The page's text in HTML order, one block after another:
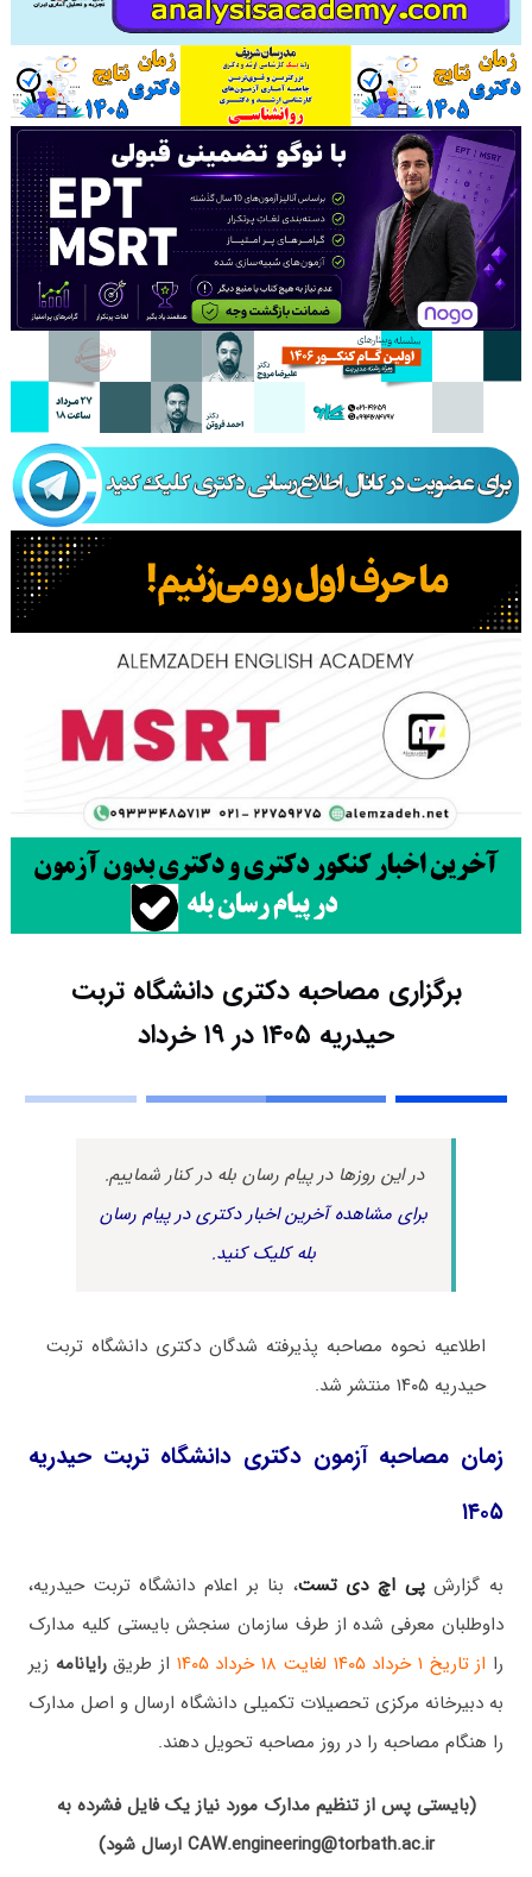
برگزاری مصاحبه دکتری دانشگاه تربت
حیدریه ۱۴۰۵ در ۱۹ خرداد
در این روزها در پیام رسان بله در کنار شماییم.
برای مشاهده آخرین اخبار دکتری در پیام رسان
بله کلیک کنید.
اطلاعیه نحوه مصاحبه پذیرفته شدگان دکتری دانشگاه تربت
حیدریه ۱۴۰۵ منتشر شد.
زمان مصاحبه آزمون دکتری دانشگاه تربت حیدریه
۱۴۰۵
به گزارش پی اچ دی تست، بنا بر اعلام دانشگاه تربت حیدریه،
داوطلبان معرفی شده از طرف سازمان سنجش بایستی کلیه مدارک
را از تاریخ ۱ خرداد ۱۴۰۵ لغایت ۱۸ خرداد ۱۴۰۵ از طریقرایانامه زیر
به دبیرخانه مرکزی تحصیلات تکمیلی دانشگاه ارسال و اصل مدارک
را هنگام مصاحبه را در روز مصاحبه تحویل دهند.
(بایستی پس از تنظیم مدارک مورد نیاز یک فایل فشرده به
CAW.engineering@torbath.ac.ir ارسال شود)